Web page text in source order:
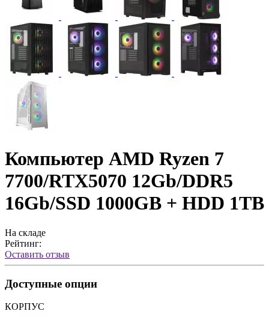
Компьютер AMD Ryzen 7
7700/RTX5070 12Gb/DDR5
16Gb/SSD 1000GB + HDD 1TB
На складе
Рейтинг:
Оставить отзыв
Доступные опции
КОРПУС